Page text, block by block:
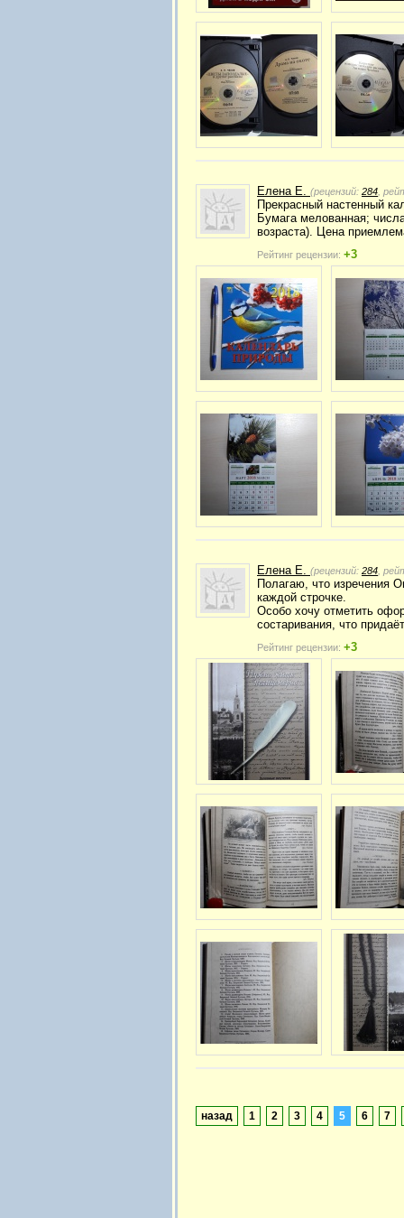
Елена Е. (рецензий: 284 ,
Прекрасный настенный
Бумага мелованная;
возраста). Цена
Рейтинг рецензии: +3
Елена Е. (рецензий: 284 ,
Полагаю, что изречения
каждой строчке.
Особо хочу отметить
состаривания, что
Рейтинг рецензии: +3
назад 1 2 3 4 5 6 7